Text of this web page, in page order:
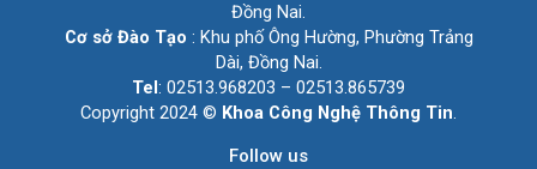
Đồng Nai.
Cơ sở Đào Tạo : Khu phố Ông Hường, Phường Trảng
Dài, Đồng Nai.
Tel: 02513.968203 – 02513.865739
Copyright 2024 © Khoa Công Nghệ Thông Tin.
Follow us